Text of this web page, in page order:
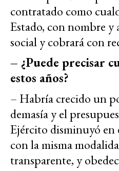
contratado como
Estado, con nombre
social y cobrará con
– ¿Puede precisar
estos años?
– Habría crecido un
demasía y el
Ejército disminuyó en
con la misma
transparente, y